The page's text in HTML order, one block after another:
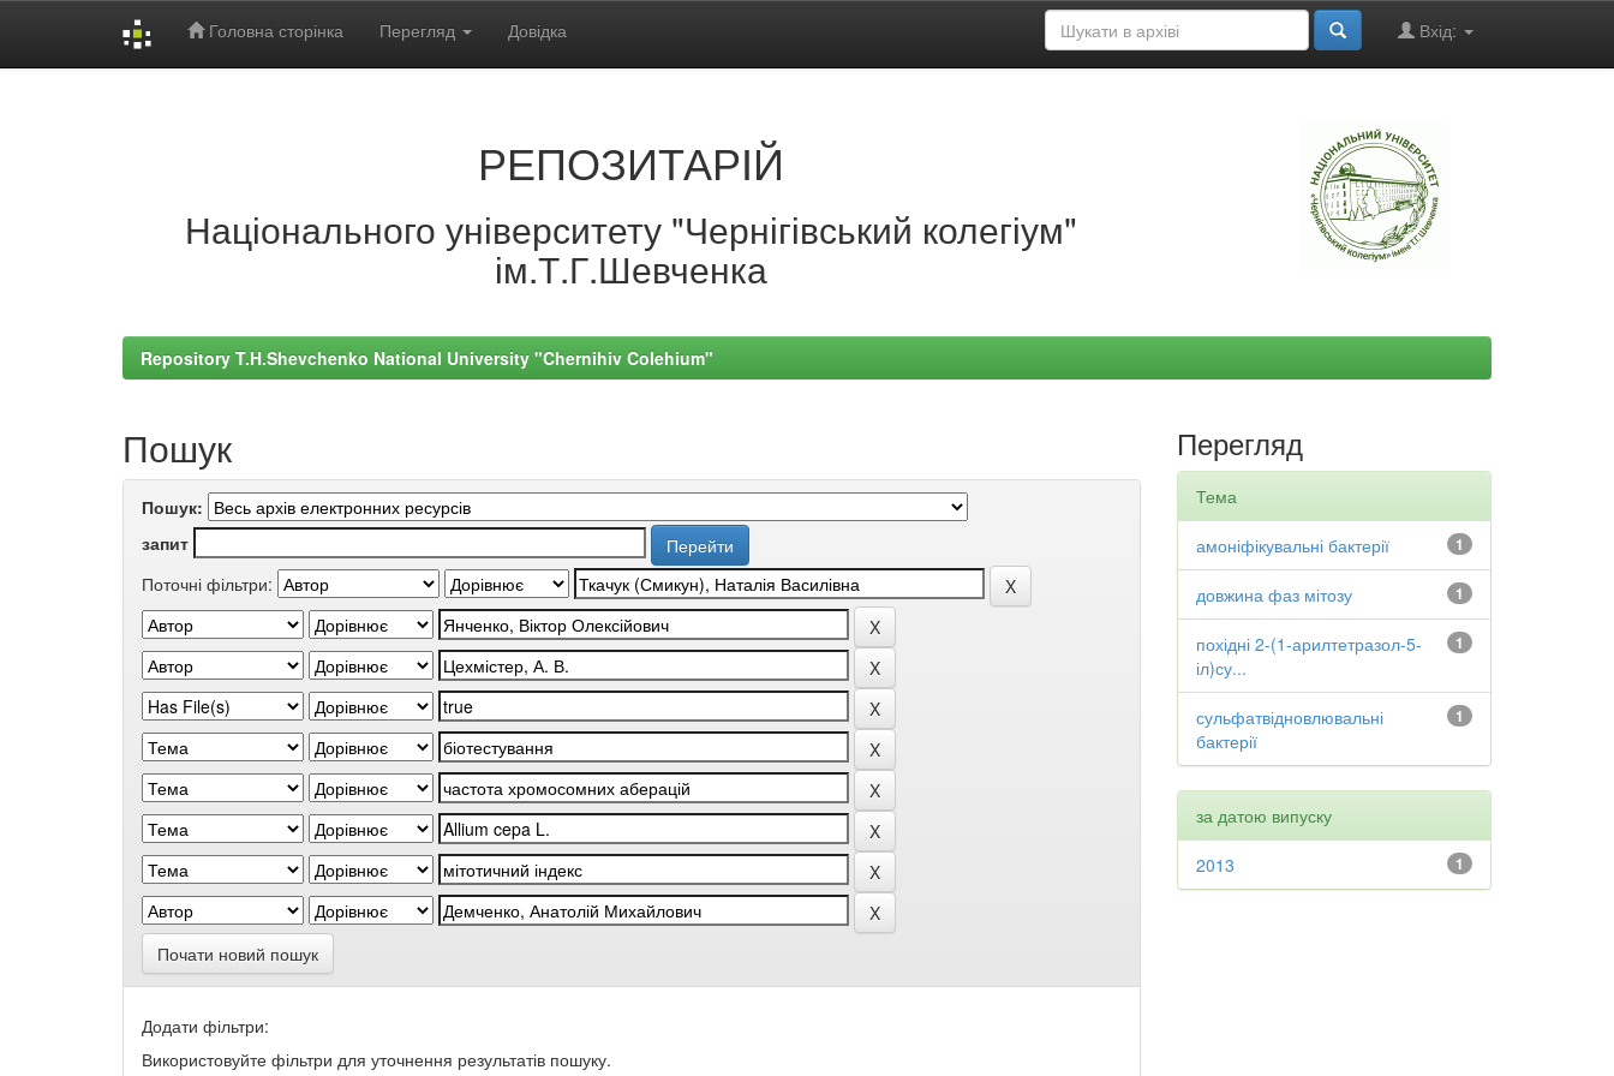
Головна сторінка Перегляд Довідка Вхід:
РЕПОЗИТАРІЙ
Національного університету "Чернігівський колегіум"
ім.Т.Г.Шевченка
Repository T.H.Shevchenko National University "Chernihiv Colehium"
Пошук
Пошук:
запит
Поточні фільтри:
Почати новий пошук
Додати фільтри:
Використовуйте фільтри для уточнення результатів пошуку.
Перегляд
Тема
1
амоніфікувальні бактерії
1
довжина фаз мітозу
1
похідні 2-(1-арилтетразол-5-
іл)су...
1
сульфатвідновлювальні
бактерії
за датою випуску
1
2013